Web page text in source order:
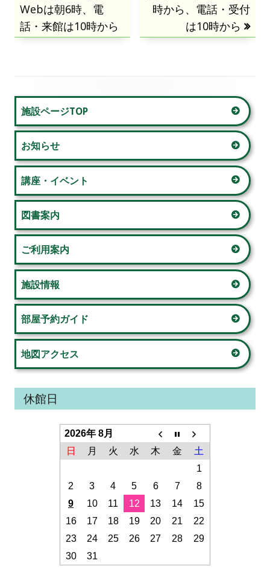
ナ
ビ
シ
ョ
ン
事:
Webは朝6時、電
話・来館は10時から
事:
時から、電話・受付
は10時から
メ
イ
ン
サ
イ
ド
バ
ー
施設ページTOP
お知らせ
講座・イベント
図書案内
ご利用案内
施設情報
部屋予約ガイド
地図アクセス
休館日
2026年 8月
日
月 火 水 木 金
土
1
2
3 4 5 6 7
8
9
10 11 12 13 14
15
16
17 18 19 20 21
22
23
24 25 26 27 28
29
30
31